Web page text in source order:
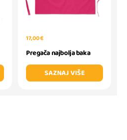
17,00 €
Pregača najbolja baka
SAZNAJ VIŠE